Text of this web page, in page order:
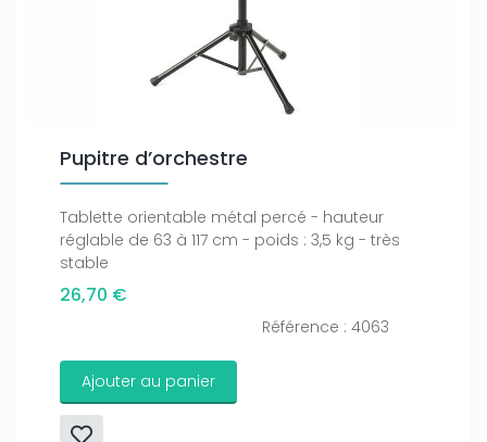
Pupitre d’orchestre
Tablette orientable métal percé - hauteur
réglable de 63 à 117 cm - poids : 3,5 kg - très
stable
26,70 €
Référence : 4063
Ajouter au panier